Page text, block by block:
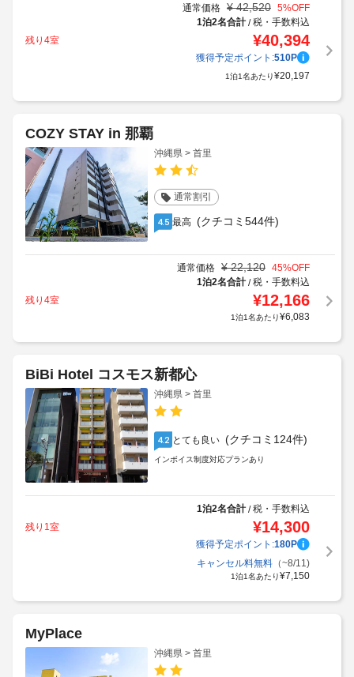
通常価格 ¥ 42,520 5%OFF
1泊2名合計/税・手数料込
残り4室
¥40,394
獲得予定ポイント:510P
1泊1名あたり¥20,197
COZY STAY in 那覇
沖縄県 > 首里
通常割引
4.5 最高 (クチコミ544件)
通常価格 ¥ 22,120 45%OFF
1泊2名合計/税・手数料込
残り4室
¥12,166
1泊1名あたり¥6,083
BiBi Hotel コスモス新都心
沖縄県 > 首里
4.2 とても良い (クチコミ124件)
インボイス制度対応プランあり
1泊2名合計/税・手数料込
残り1室
¥14,300
獲得予定ポイント:180P
キャンセル料無料（~8/11)
1泊1名あたり¥7,150
MyPlace
沖縄県 > 首里